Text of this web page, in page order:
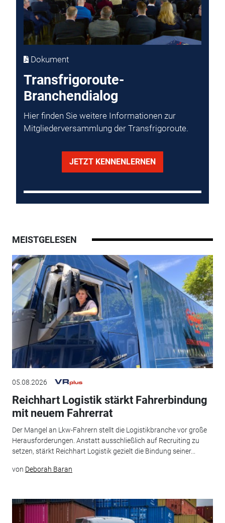
Dokument
Transfrigoroute-
Branchendialog
Hier finden Sie weitere Informationen zur
Mitgliederversammlung der Transfrigoroute.
JETZT KENNENLERNEN
MEISTGELESEN
05.08.2026
Reichhart Logistik stärkt Fahrerbindung
mit neuem Fahrerrat
Der Mangel an Lkw-Fahrern stellt die Logistikbranche vor große
Herausforderungen. Anstatt ausschließlich auf Recruiting zu
setzen, stärkt Reichhart Logistik gezielt die Bindung seiner...
von Deborah Baran